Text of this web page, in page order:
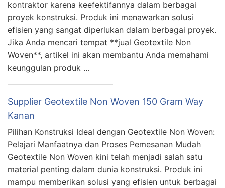
kontraktor karena keefektifannya dalam berbagai
proyek konstruksi. Produk ini menawarkan solusi
efisien yang sangat diperlukan dalam berbagai proyek.
Jika Anda mencari tempat **jual Geotextile Non
Woven**, artikel ini akan membantu Anda memahami
keunggulan produk …
Supplier Geotextile Non Woven 150 Gram Way
Kanan
Pilihan Konstruksi Ideal dengan Geotextile Non Woven:
Pelajari Manfaatnya dan Proses Pemesanan Mudah
Geotextile Non Woven kini telah menjadi salah satu
material penting dalam dunia konstruksi. Produk ini
mampu memberikan solusi yang efisien untuk berbagai